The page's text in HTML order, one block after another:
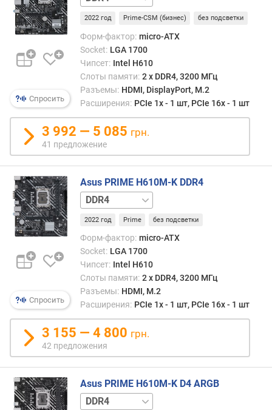
к
с
и
м
а
н
а
т
т
о
в
а
я
ч
а
с
т
М
ц
)
м
Спросить
2022 год Prime-CSM (бизнес) без подсветки
Форм-фактор: micro-ATX
Socket: LGA 1700
Чипсет: Intel H610
Слоты памяти: 2 х DDR4, 3200 МГц
Разъемы: HDMI, DisplayPort, M.2
Расширения: PCIe 1x - 1 шт, PCIe 16x - 1 шт
3 992 — 5 085 грн.
41 предложение
Спросить
Asus PRIME H610M-K DDR4
DDR5
2022 год Prime без подсветки
Форм-фактор: micro-ATX
Socket: LGA 1700
Чипсет: Intel H610
Слоты памяти: 2 х DDR4, 3200 МГц
Разъемы: HDMI, M.2
Расширения: PCIe 1x - 1 шт, PCIe 16x - 1 шт
3 155 — 4 800 грн.
42 предложения
Asus PRIME H610M-K D4 ARGB
DDR5